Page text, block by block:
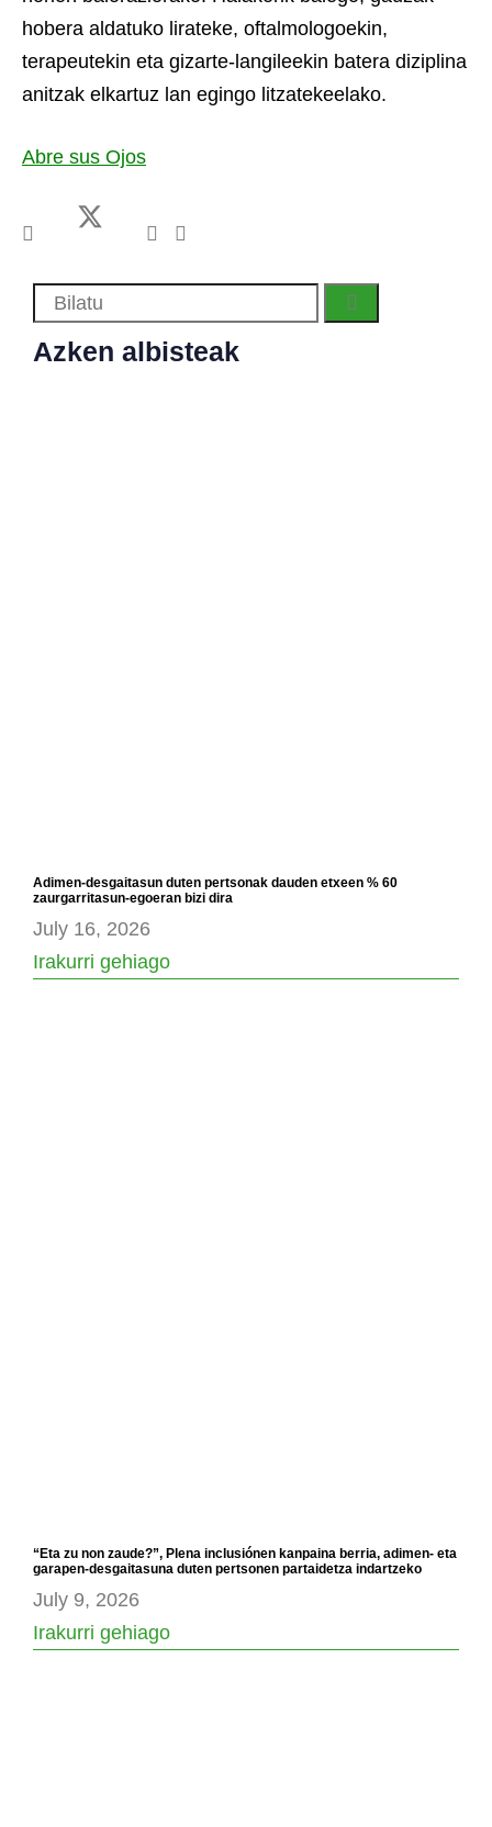
hobera aldatuko lirateke, oftalmologoekin,
terapeutekin eta gizarte-langileekin batera diziplina
anitzak elkartuz lan egingo litzatekeelako.
Abre sus Ojos
Azken albisteak
Adimen-desgaitasun duten pertsonak dauden etxeen % 60
zaurgarritasun-egoeran bizi dira
July 16, 2026
Irakurri gehiago
“Eta zu non zaude?”, Plena inclusiónen kanpaina berria, adimen- eta
garapen-desgaitasuna duten pertsonen partaidetza indartzeko
July 9, 2026
Irakurri gehiago